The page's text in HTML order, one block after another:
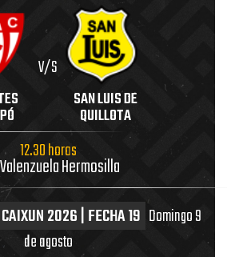
V/S
SAN LUIS DE
QUILLOTA
12.30 horas
Hermosilla
2026 | FECHA 19 Domingo 9
de agosto